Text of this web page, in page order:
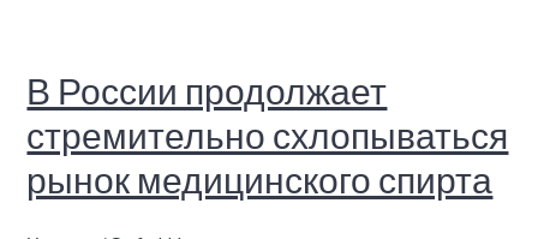
В России продолжает
стремительно схлопываться
рынок медицинского спирта